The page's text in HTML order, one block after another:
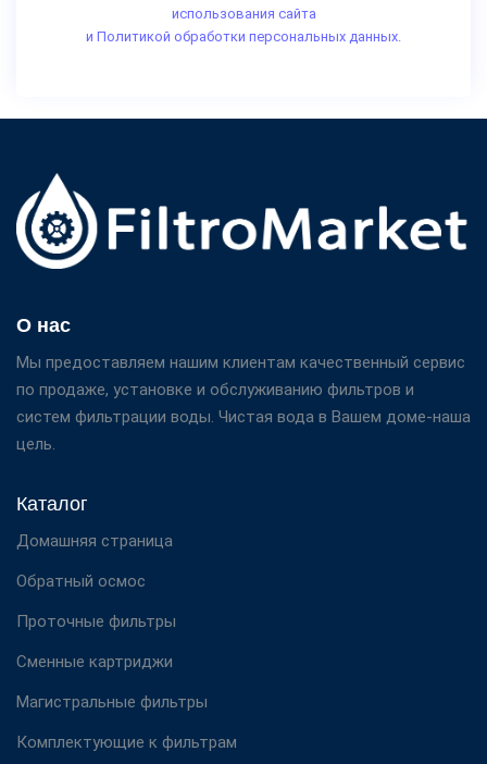
использования сайта
и Политикой обработки персональных данных.
О нас
Мы предоставляем нашим клиентам качественный сервис
по продаже, установке и обслуживанию фильтров и
систем фильтрации воды. Чистая вода в Вашем доме-наша
цель.
Каталог
Домашняя страница
Обратный осмос
Проточные фильтры
Сменные картриджи
Магистральные фильтры
Комплектующие к фильтрам